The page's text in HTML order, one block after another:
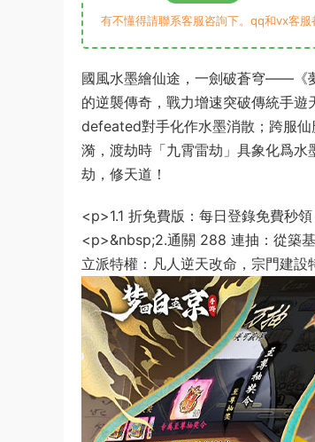
有不懂得請聯系客服咨詢下。qq和vx客
國風水墨繪仙途，一劍破蒼穹——《
的逆襲傳奇，戰力增速突破傳統手遊
defeated對手化作水墨消散；跨服
漪，渡劫時「九霄雷劫」具象化爲
劫，修天道！
<p>1.1 折免費版：每日登錄免費秒
<p>&nbsp;2.通關 288 連抽：從築
立派特權：凡人逆天改命，宗門建